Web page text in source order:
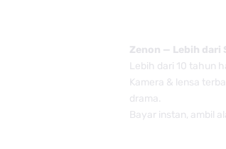
Zenon — Lebih dari
Lebih dari 10 tahun
Kamera & lensa
drama.
Bayar instan, ambil